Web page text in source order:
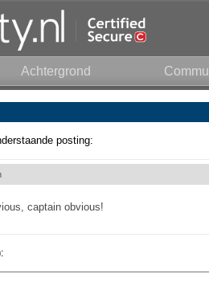
Achtergrond
posting:
captain obvious!